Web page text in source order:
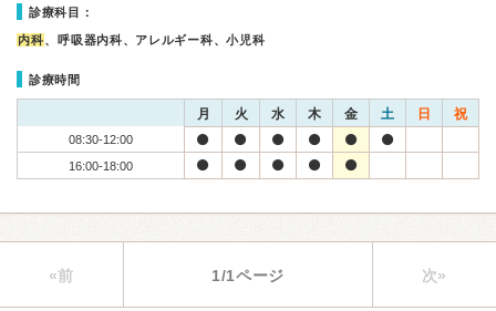
診療科目：
内科、呼吸器内科、アレルギー科、小児科
診療時間
月 火 水 木 金 土 日 祝
08:30-12:00
16:00-18:00
«前 1/1ページ 次»